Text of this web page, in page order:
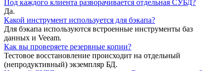
Под каждого клиента разворачивается отдельная СУБД?
Да.
Какой инструмент используется для бэкапа?
Для бэкапа используются встроенные инструменты баз
данных и Veeam.
Как вы проверяете резервные копии?
Тестовое восстановление происходит на отдельный
(непродуктивный) экземпляр БД.